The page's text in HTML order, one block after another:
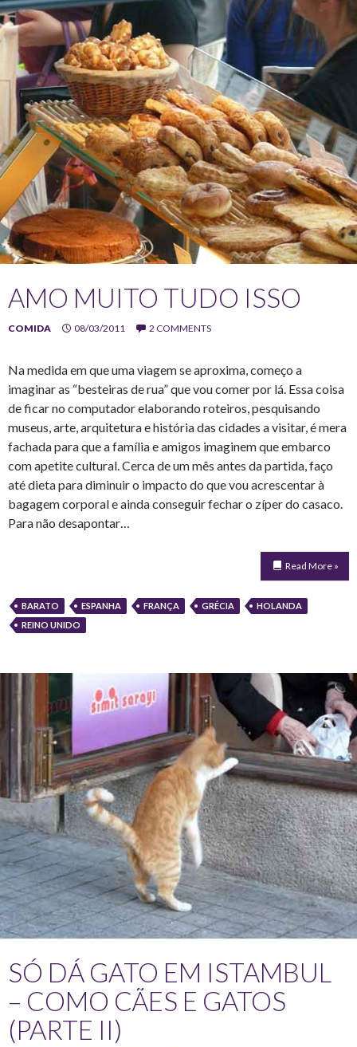
AMO MUITO TUDO ISSO
COMIDA 08/03/2011 2 COMMENTS
Na medida em que uma viagem se aproxima, começo a
imaginar as “besteiras de rua” que vou comer por lá. Essa coisa
de ficar no computador elaborando roteiros, pesquisando
museus, arte, arquitetura e história das cidades a visitar, é mera
fachada para que a família e amigos imaginem que embarco
com apetite cultural. Cerca de um mês antes da partida, faço
até dieta para diminuir o impacto do que vou acrescentar à
bagagem corporal e ainda conseguir fechar o zíper do casaco.
Para não desapontar…
Read More »
BARATO ESPANHA FRANÇA GRÉCIA
HOLANDA
REINO UNIDO
SÓ DÁ GATO EM ISTAMBUL
– COMO CÃES E GATOS
(PARTE II)